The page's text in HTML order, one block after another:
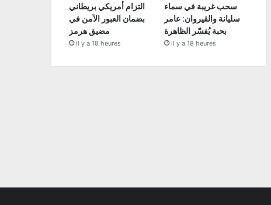
التزام أمريكي بريطاني
بضمان العبور الآمن في
مضيق هرمز
il y a 18 heures
سحب غريبة في سماء
سليانة والقيروان: عامر
بحبة يُفسّر الظاهرة
il y a 18 heures